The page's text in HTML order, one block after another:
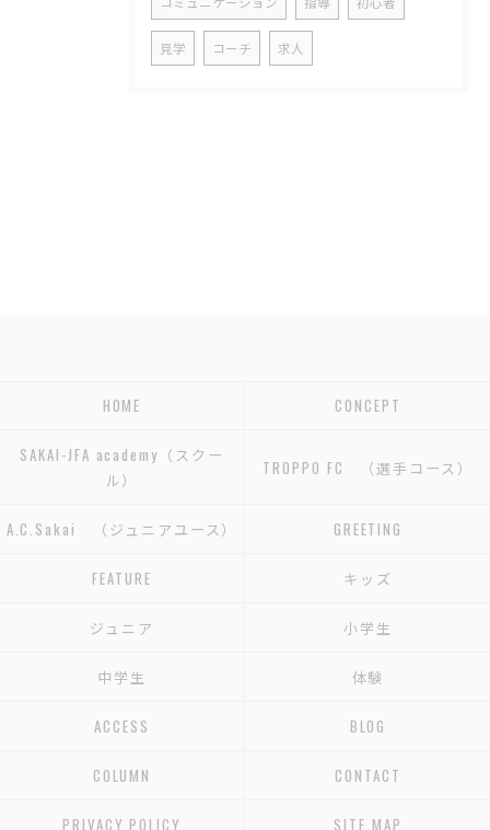
見学 コーチ 求人
HOME CONCEPT
SAKAI-JFA academy（スクー
ル）
TROPPO FC （選手コース）
A.C.Sakai （ジュニアユース） GREETING
FEATURE キッズ
ジュニア 小学生
中学生 体験
ACCESS BLOG
COLUMN CONTACT
PRIVACY POLICY SITE MAP